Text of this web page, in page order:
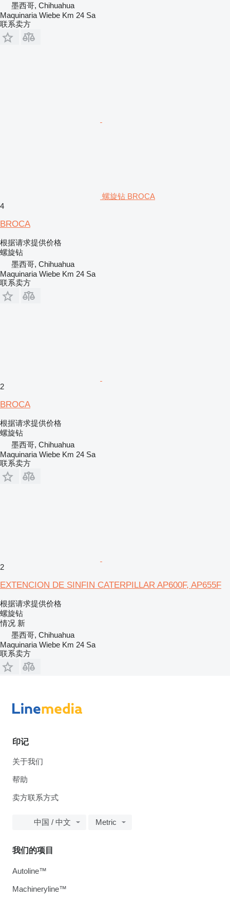
墨西哥, Chihuahua
Maquinaria Wiebe Km 24 Sa
联系卖方
螺旋钻 BROCA
4
BROCA
根据请求提供价格
螺旋钻
墨西哥, Chihuahua
Maquinaria Wiebe Km 24 Sa
联系卖方
2
BROCA
根据请求提供价格
螺旋钻
墨西哥, Chihuahua
Maquinaria Wiebe Km 24 Sa
联系卖方
2
EXTENCION DE SINFIN CATERPILLAR AP600F, AP655F
根据请求提供价格
螺旋钻
情况 新
墨西哥, Chihuahua
Maquinaria Wiebe Km 24 Sa
联系卖方
印记
关于我们
帮助
卖方联系方式
中国 / 中文 Metric
我们的项目
Autoline™
Machineryline™